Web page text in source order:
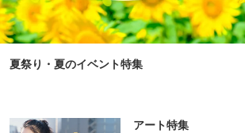
夏祭り・夏のイベント特集
アート特集